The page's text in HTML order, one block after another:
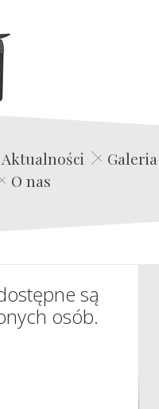
Edwin Film Agencja Aktorska
Aktualności
Galeria
O nas
są
osób.